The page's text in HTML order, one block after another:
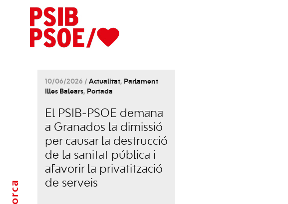
10/06/2026 / Actualitat, Parlament
Illes Balears, Portada
El PSIB-PSOE demana
a Granados la dimissió
per causar la destrucció
de la sanitat pública i
afavorir la privatització
de serveis